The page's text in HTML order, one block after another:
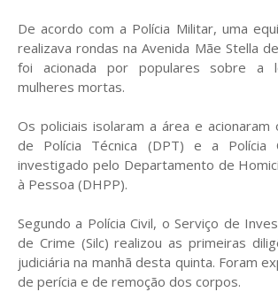
De acordo com a Polícia Militar, uma
realizava rondas na Avenida Mãe Stella
foi acionada por populares sobre a
mulheres mortas.
Os policiais isolaram a área e
de Polícia Técnica (DPT) e a Polícia
investigado pelo Departamento de
à Pessoa (DHPP).
Segundo a Polícia Civil, o Serviço de
de Crime (Silc) realizou as primeiras
judiciária na manhã desta quinta. Foram
de perícia e de remoção dos corpos.